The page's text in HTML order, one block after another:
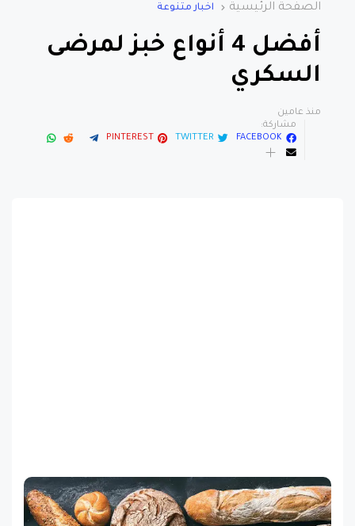
الصفحة الرئيسية اخبار متنوعة
أفضل 4 أنواع خبز لمرضى
السكري
منذ عامين
مشاركة:
FACEBOOK
TWITTER
PINTEREST